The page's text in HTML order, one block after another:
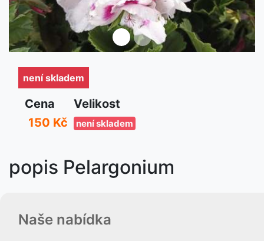
Naše nabídka
není skladem
Cena
Velikost
150 Kč
není skladem
popis Pelargonium